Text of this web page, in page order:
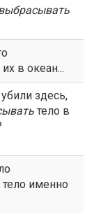
их в океан...
здесь,
тело в
тело именно